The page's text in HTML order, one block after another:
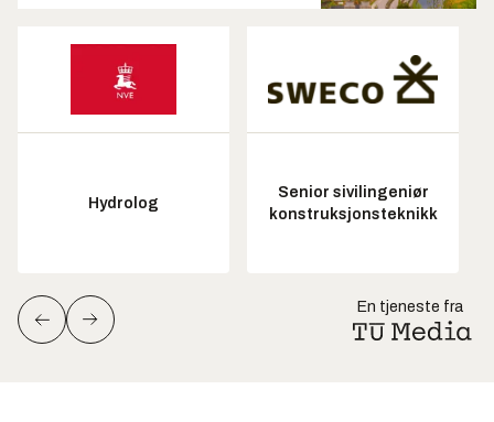
Hydrolog
Senior sivilingeniør
konstruksjonsteknikk
En tjeneste fra